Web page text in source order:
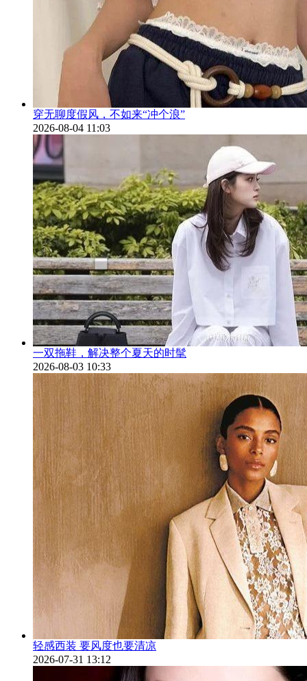
穿无聊度假风，不如来“冲个浪”
2026-08-04 11:03
一双拖鞋，解决整个夏天的时髦
2026-08-03 10:33
轻感西装 要风度也要清凉
2026-07-31 13:12